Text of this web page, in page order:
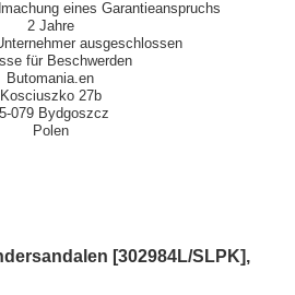
eines Garantieanspruchs
2 Jahre
ausgeschlossen
für Beschwerden
Butomania.en
Kosciuszko 27b
079 Bydgoszcz
Polen
[302984L/SLPK],